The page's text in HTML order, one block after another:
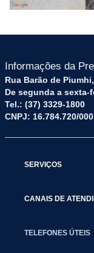
Informações da
Rua Barão de
De segunda a sexta-
Tel.: (37) 3329-1800
CNPJ: 16.784.720/
SERVIÇOS
CANAIS DE
TELEFONES ÚTEIS